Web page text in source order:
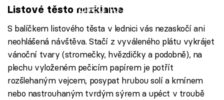
Failed to fetch
Listové těsto nezklame
S balíčkem listového těsta v lednici vás nezaskočí ani
neohlášená návštěva. Stačí z vyváleného plátu vykrájet
vánoční tvary (stromečky, hvězdičky a podobně), na
plechu vyloženém pečicím papírem je potřít
rozšlehaným vejcem, posypat hrubou solí a kmínem
nebo nastrouhaným tvrdým sýrem a upéct v troubě